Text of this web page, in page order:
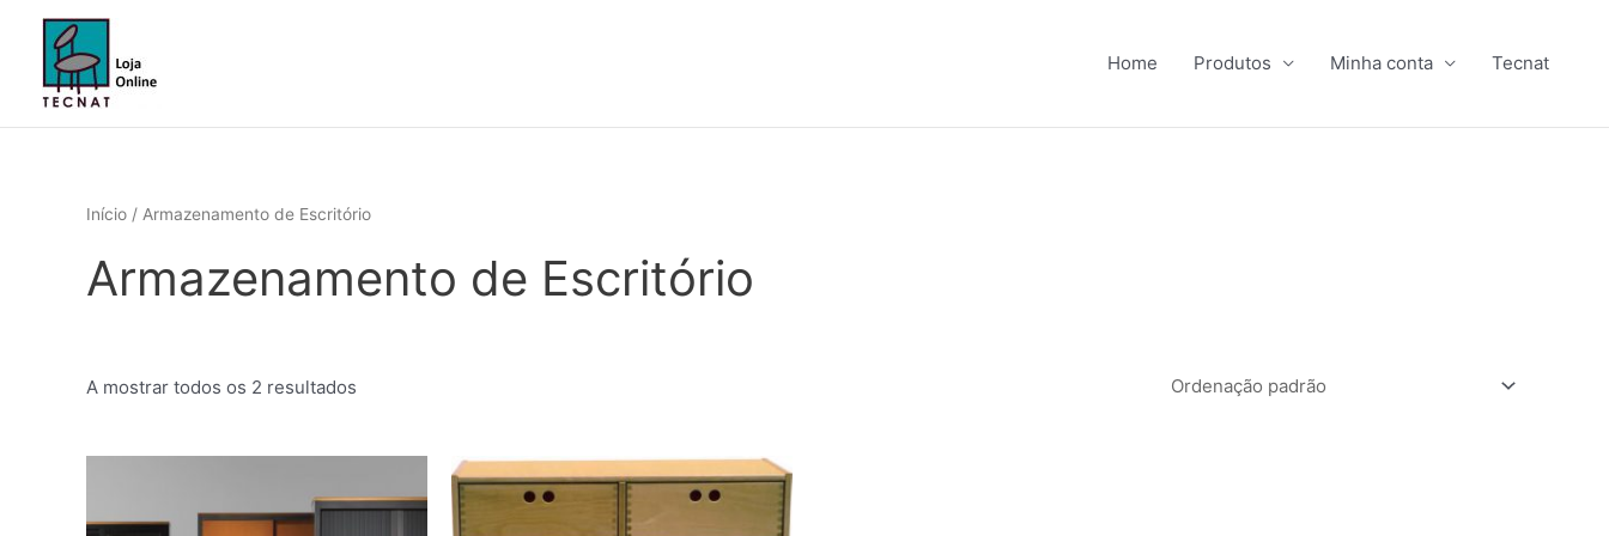
content
Home Produtos Minha conta Tecnat
Início / Armazenamento de Escritório
Armazenamento de Escritório
A mostrar todos os 2 resultados